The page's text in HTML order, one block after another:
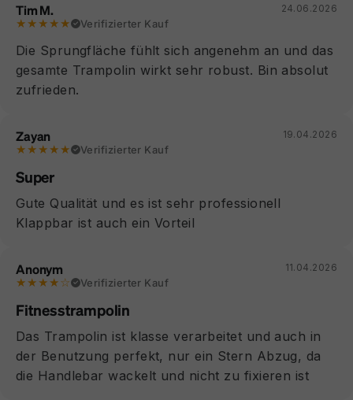
Tim M.
★★★★★ Verifizierter Kauf
24.06.2026
Die Sprungfläche fühlt sich angenehm an und das
gesamte Trampolin wirkt sehr robust. Bin absolut
zufrieden.
Zayan
★★★★★ Verifizierter Kauf
19.04.2026
Super
Gute Qualität und es ist sehr professionell
Klappbar ist auch ein Vorteil
Anonym
★★★★☆ Verifizierter Kauf
11.04.2026
Fitnesstrampolin
Das Trampolin ist klasse verarbeitet und auch in
der Benutzung perfekt, nur ein Stern Abzug, da
die Handlebar wackelt und nicht zu fixieren ist